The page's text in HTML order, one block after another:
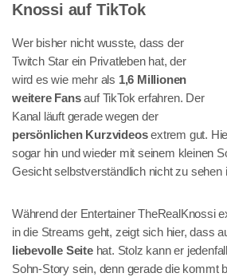
Knossi auf TikTok
Wer bisher nicht wusste, dass der
Twitch Star ein Privatleben hat, der
wird es wie mehr als 1,6 Millionen
weitere Fansauf TikTok erfahren. Der
Kanal läuft gerade wegen der
persönlichen Kurzvideosextrem gut.
sogar hin und wieder mit seinem kleinen
Gesicht selbstverständlich nicht zu sehen
Während der Entertainer TheRealKnossi
in die Streams geht, zeigt sich hier, dass
liebevolle Seitehat. Stolz kann er
Sohn-Story sein, denn gerade die kommt